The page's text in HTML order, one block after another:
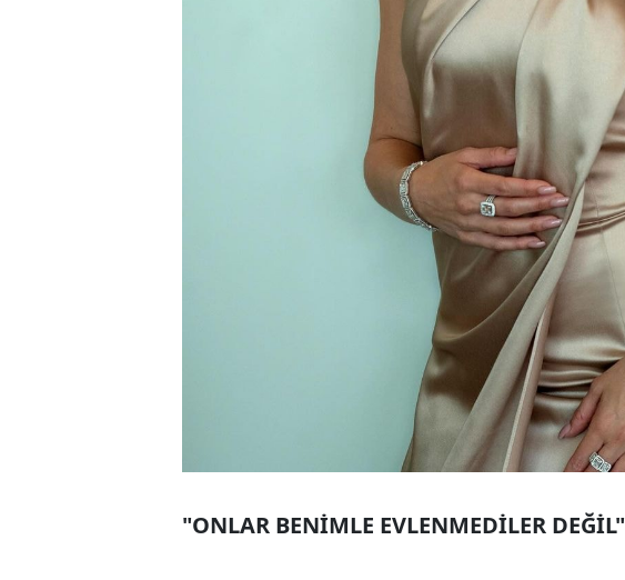
"ONLAR BENİMLE EVLENMEDİLER DEĞİL"